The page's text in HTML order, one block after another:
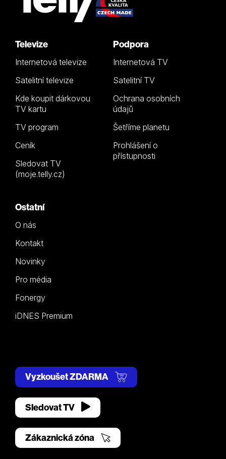
Televize
Internetová televize
Satelitní televize
Kde koupit dárkovou
TV kartu
TV program
Ceník
Sledovat TV
(moje.telly.cz)
Podpora
Internetová TV
Satelitní TV
Ochrana osobních
údajů
Šetříme planetu
Prohlášení o
přístupnosti
Ostatní
O nás
Kontakt
Novinky
Pro média
Fonergy
iDNES Premium
Vyzkoušet ZDARMA
Sledovat TV
Zákaznická zóna